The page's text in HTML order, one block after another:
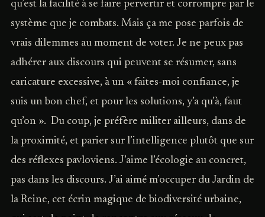
qu’est la facilité à se faire pervertir et corrompre par le
système que je combats. Mais ça me pose parfois de
vrais dilemmes au moment de voter. Je ne peux pas
adhérer aux discours qui peuvent se résumer, sans
caricature excessive, à un « faites-moi confiance, je
suis un bon chef, et pour les solutions, y’a qu’à, faut
qu’on ». Du coup, je préfère militer ailleurs, dans de
la proximité, et parier sur l’intelligence plutôt que sur
des réflexes pavloviens. J’aime l’écologie au concret,
pas dans les discours. J’ai aimé m’occuper du Jardin de
la Reine, cet écrin magique de biodiversité urbaine,